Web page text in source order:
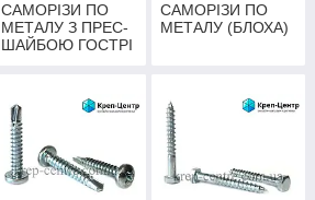
САМОРІЗИ ПО
МЕТАЛУ З ПРЕС-
ШАЙБОЮ ГОСТРІ
САМОРІЗИ ПО
МЕТАЛУ (БЛОХА)